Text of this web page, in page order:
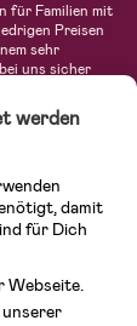
für Familien mit
Preisen
sehr
uns sicher
Menge
und
Britax, Maxi-
um in
werden
damit
für Dich
Webseite.